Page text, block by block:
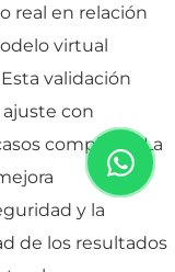
real en relación
virtual
validación
con
complejos. La
y la
de los resultados